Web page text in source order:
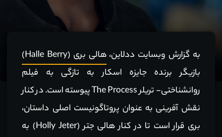
به گزارش وبسایت ددلاین،هالی بری (Halle Berry)
بازیگر برنده جایزه اسکار به تازگی به فیلم
روانشناختی- تریلر The Process پیوسته است. در کنار
نقش آفرینی به عنوان پروتاگونیست اصلی داستان،
بری قرار است تا در کنار هالی جتر (Holly Jeter) به